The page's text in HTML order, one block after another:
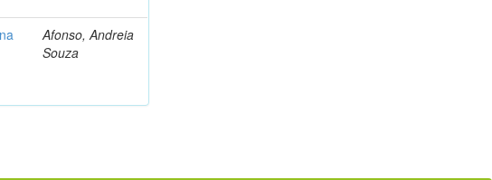
Afonso, Andreia
Souza